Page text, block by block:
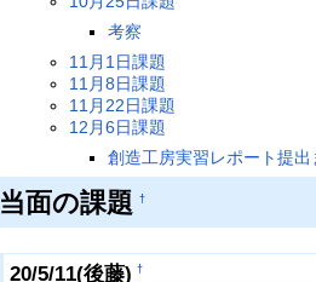
考察
11月1日課題
11月8日課題
11月22日課題
12月6日課題
創造工房実習レポート提出
当面の課題 †
20/5/11(後藤) †